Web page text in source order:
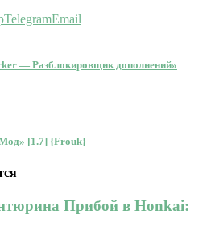
TelegramEmail
— Разблокировщик дополнений»
[1.7] {Frouk}
Прибой в Honkai: